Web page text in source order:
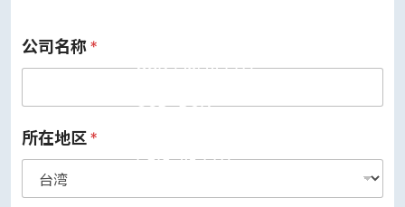
USB 2.0/1.1 PHY
USB_BCK
PCIe 4.0 PHY
公司名称*
所在地区*